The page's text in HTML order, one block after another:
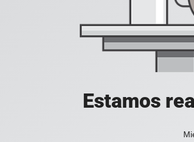
Estamos